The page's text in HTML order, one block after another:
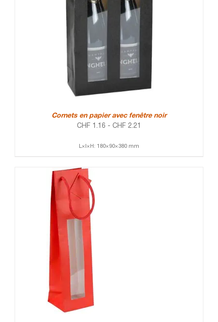
Cornets en papier avec fenêtre noir
CHF 1.16 - CHF 2.21
L×l×H: 180×90×380 mm